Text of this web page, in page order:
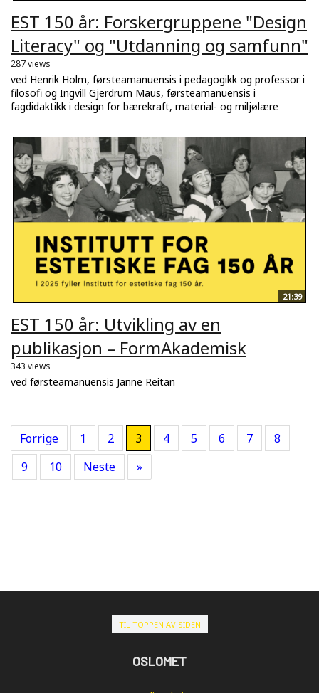
EST 150 år: Forskergruppene "Design
Literacy" og "Utdanning og samfunn"
287 views
ved Henrik Holm, førsteamanuensis i pedagogikk og professor i
filosofi og Ingvill Gjerdrum Maus, førsteamanuensis i
fagdidaktikk i design for bærekraft, material- og miljølære
21:39
EST 150 år: Utvikling av en
publikasjon – FormAkademisk
343 views
ved førsteamanuensis Janne Reitan
Forrige 1 2 3 4 5 6 7
8
9
10 Neste »
TIL TOPPEN AV SIDEN
OSLOMET